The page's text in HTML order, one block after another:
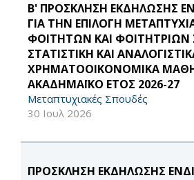
Β' ΠΡΟΣΚΛΗΣΗ ΕΚΔΗΛΩΣΗΣ
ΓΙΑ ΤΗΝ ΕΠΙΛΟΓΗ
ΦΟΙΤΗΤΩΝ ΚΑΙ ΦΟΙΤΗΤΡΙΩΝ
ΣΤΑΤΙΣΤΙΚΗ ΚΑΙ
ΧΡΗΜΑΤΟΟΙΚΟΝΟΜΙΚΑ
ΑΚΑΔΗΜΑΪΚΟ ΕΤΟΣ 2026-27
Μεταπτυχιακές Σπουδές
30 Ιουλ 2026
ΠΡΟΣΚΛΗΣΗ ΕΚΔΗΛΩΣΗΣ